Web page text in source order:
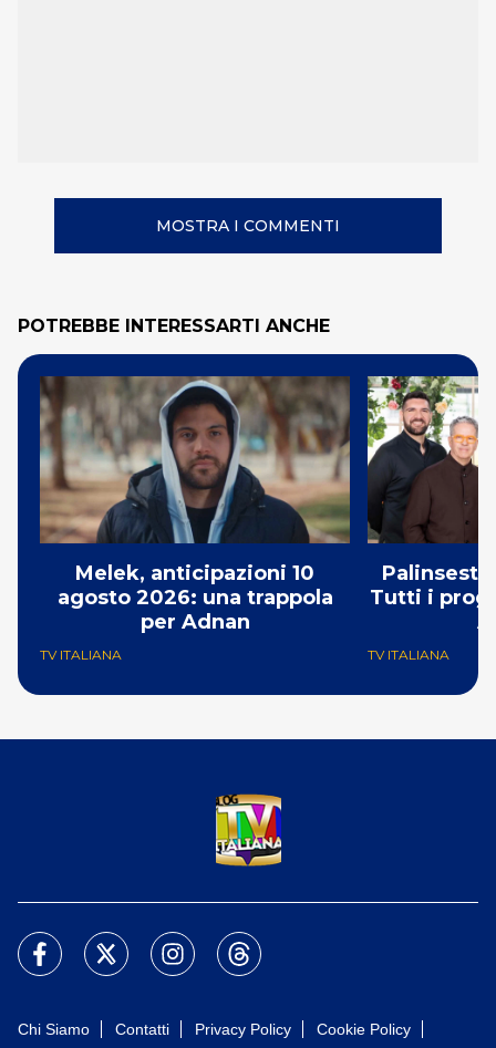
MOSTRA I COMMENTI
POTREBBE INTERESSARTI ANCHE
Melek, anticipazioni 10
agosto 2026: una trappola
per Adnan
TV ITALIANA
Palinsesti
Tutti i
TV ITALIANA
Chi Siamo Contatti Privacy Policy
Cookie Policy